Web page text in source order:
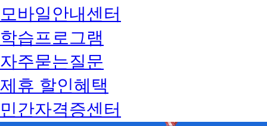
모바일안내센터
학습프로그램
자주묻는질문
제휴 할인혜택
민간자격증센터